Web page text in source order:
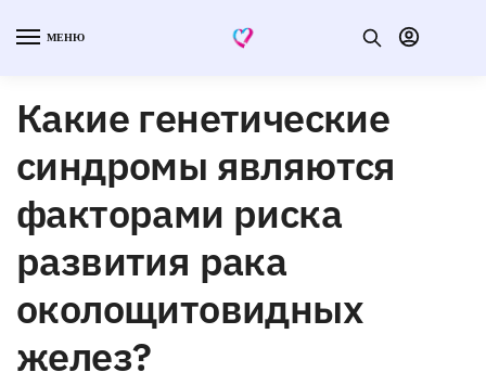
МЕНЮ
Какие генетические
синдромы являются
факторами риска
развития рака
околощитовидных
желез?